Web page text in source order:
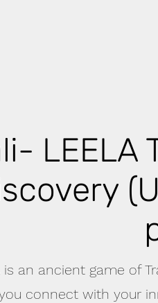
LEELA
is an ancient game of
connect with your